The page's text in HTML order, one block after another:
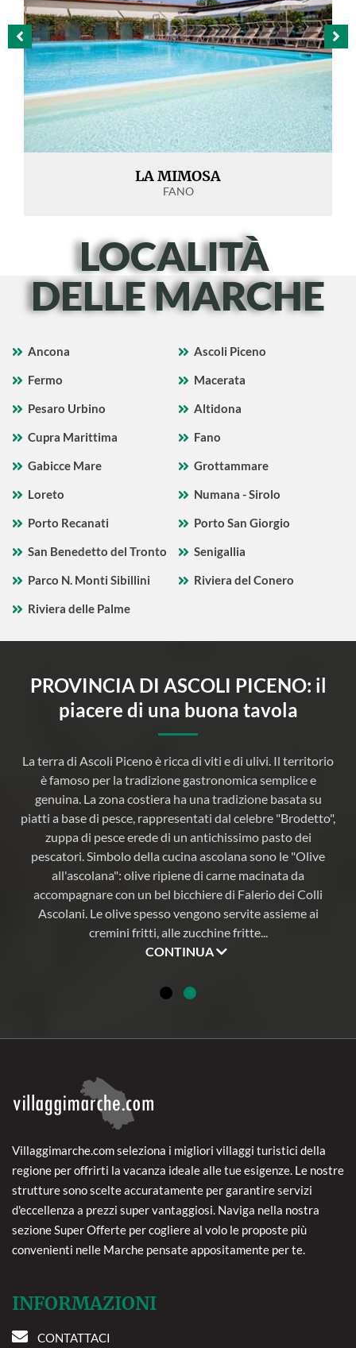
LA MIMOSA
FANO
LOCALITÀ
DELLE MARCHE
Ancona
Ascoli Piceno
Fermo
Macerata
Pesaro Urbino
Altidona
Cupra Marittima
Fano
Gabicce Mare
Grottammare
Loreto
Numana - Sirolo
Porto Recanati
Porto San Giorgio
San Benedetto del Tronto
Senigallia
Parco N. Monti Sibillini
Riviera del Conero
Riviera delle Palme
PROVINCIA DI ASCOLI PICENO: il
piacere di una buona tavola
La terra di Ascoli Piceno è ricca di viti e di ulivi. Il territorio
è famoso per la tradizione gastronomica semplice e
genuina. La zona costiera ha una tradizione basata su
piatti a base di pesce, rappresentati dal celebre "Brodetto",
zuppa di pesce erede di un antichissimo pasto dei
pescatori. Simbolo della cucina ascolana sono le "Olive
all'ascolana": olive ripiene di carne macinata da
accompagnare con un bel bicchiere di Falerio dei Colli
Ascolani. Le olive spesso vengono servite assieme ai
cremini fritti, alle zucchine fritte...
CONTINUA
Villaggimarche.com seleziona i migliori villaggi turistici della
regione per offrirti la vacanza ideale alle tue esigenze. Le nostre
strutture sono scelte accuratamente per garantire servizi
d'eccellenza a prezzi super vantaggiosi. Naviga nella nostra
sezione Super Offerte per cogliere al volo le proposte più
convenienti nelle Marche pensate appositamente per te.
INFORMAZIONI
CONTATTACI